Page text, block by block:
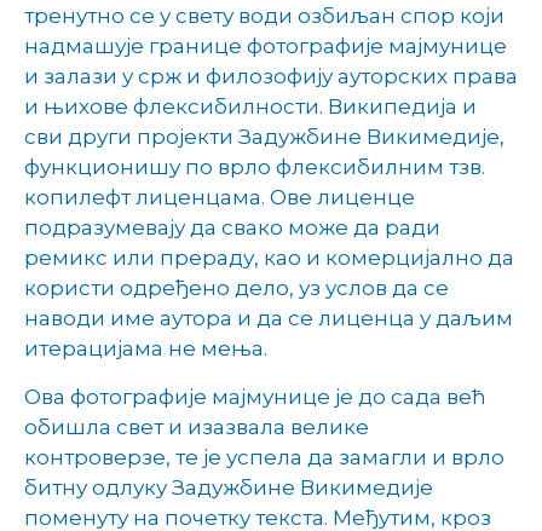
тренутно се у свету води озбиљан спор који
надмашује границе фотографије мајмунице
и залази у срж и филозофију ауторских права
и њихове флексибилности. Википедија и
сви други пројекти Задужбине Викимедије,
функционишу по врло флексибилним тзв.
копилефт лиценцама. Ове лиценце
подразумевају да свако може да ради
ремикс или прераду, као и комерцијално да
користи одређено дело, уз услов да се
наводи име аутора и да се лиценца у даљим
итерацијама не мења.
Ова фотографије мајмунице је до сада већ
обишла свет и изазвала велике
контроверзе, те је успела да замагли и врло
битну одлуку Задужбине Викимедије
поменуту на почетку текста. Међутим, кроз